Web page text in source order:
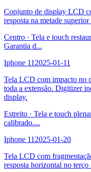
Conjunto de display LCD
resposta na metade
Centro · Tela e touch
Garantia d...
Iphone 112025-01-11
Tela LCD com impacto no
toda a extensão. Digitizer
display.
Estreito · Tela e touch
calibrado....
Iphone 112025-01-20
Tela LCD com
resposta horizontal no